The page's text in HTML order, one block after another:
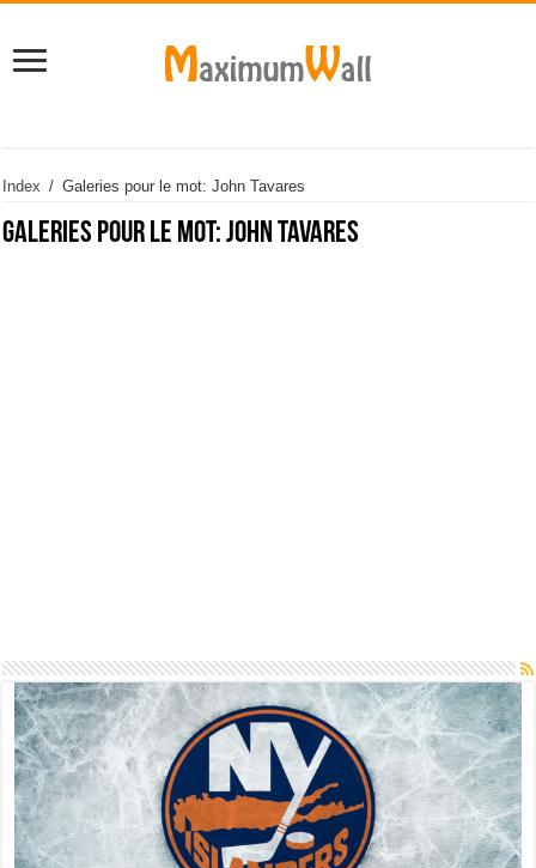
Index / Galeries pour le mot: John Tavares
Galeries pour le mot:John Tavares